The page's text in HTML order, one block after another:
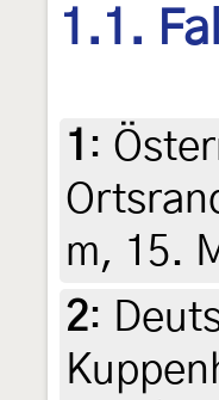
1.1.
1 :
m, 15.
2: